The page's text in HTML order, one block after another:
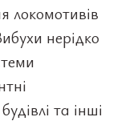
локомотивів
нерідко
та інші